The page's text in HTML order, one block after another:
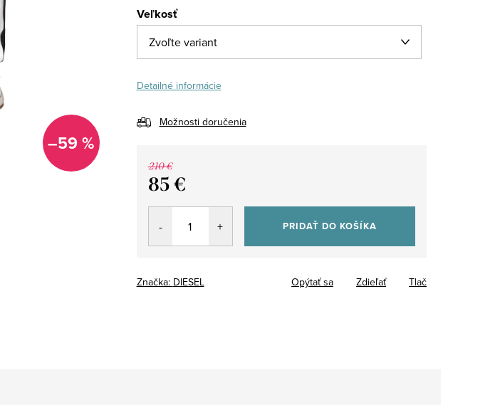
–59 %
Veľkosť
Detailné informácie
Možnosti doručenia
210 €
85 €
Jednotková
PRIDAŤ DO KOŠÍKA
Značka: DIESEL Tlač
Opýtať sa Zdieľať